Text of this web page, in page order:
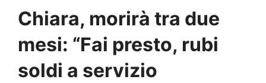
Chiara, morirà tra due
mesi: “Fai presto, rubi
soldi a servizio